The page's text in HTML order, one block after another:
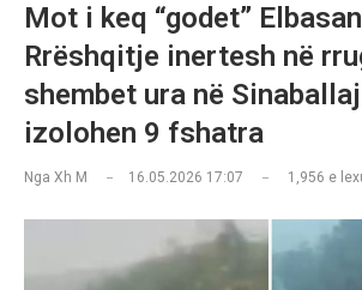
Mot i keq “godet”
Rrëshqitje inertesh në
shembet ura në
izolohen 9 fshatra
Nga Xh M 16.05.2026 17:07 1,956 e